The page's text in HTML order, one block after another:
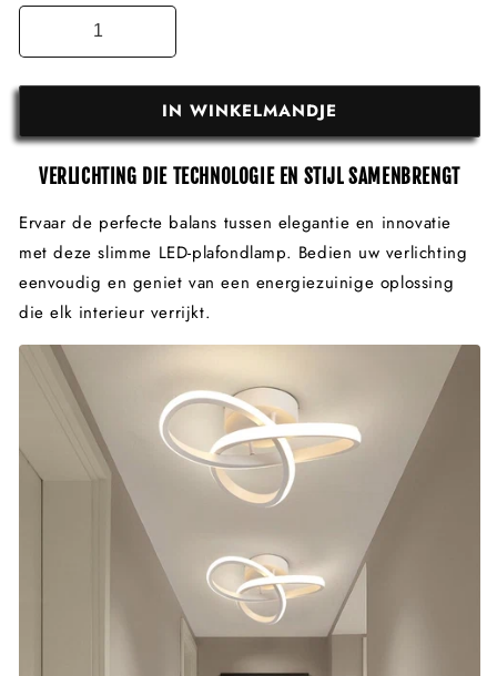
IN WINKELMANDJE
VERLICHTING DIE TECHNOLOGIE EN STIJL SAMENBRENGT
Ervaar de perfecte balans tussen elegantie en innovatie
met deze slimme LED-plafondlamp. Bedien uw verlichting
eenvoudig en geniet van een energiezuinige oplossing
die elk interieur verrijkt.